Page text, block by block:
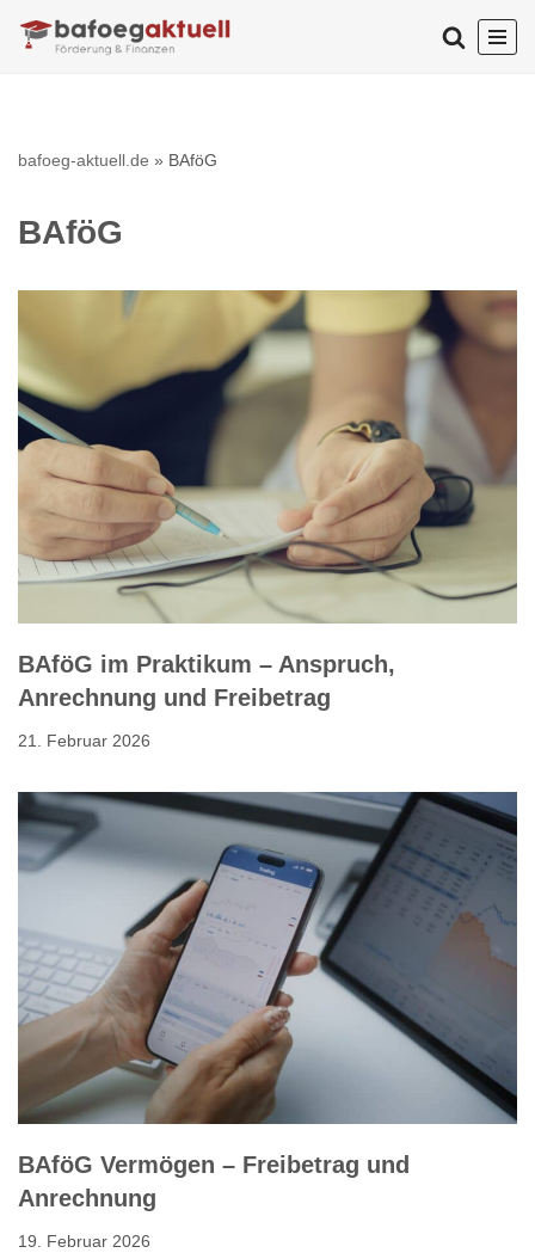
bafoeg-aktuell.de » BAföG
BAföG
BAföG im Praktikum – Anspruch,
Anrechnung und Freibetrag
21. Februar 2026
BAföG Vermögen – Freibetrag und
Anrechnung
19. Februar 2026